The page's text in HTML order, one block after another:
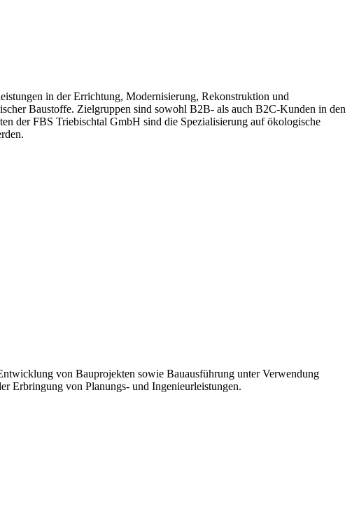
in der Errichtung, Modernisierung, Rekonstruktion und
Baustoffe. Zielgruppen sind sowohl B2B- als auch B2C-Kunden in den
der FBS Triebischtal GmbH sind die Spezialisierung auf ökologische
von Bauprojekten sowie Bauausführung unter Verwendung
Erbringung von Planungs- und Ingenieurleistungen.